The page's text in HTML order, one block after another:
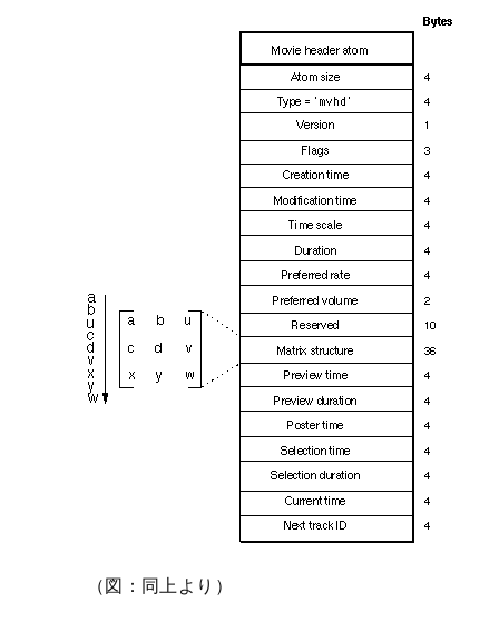
（図：同上より）